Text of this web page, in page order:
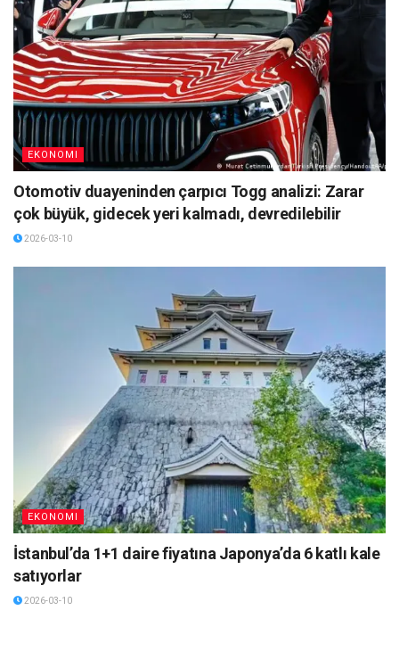
EKONOMI
Otomotiv duayeninden çarpıcı Togg analizi: Zarar
çok büyük, gidecek yeri kalmadı, devredilebilir
2026-03-10
EKONOMI
İstanbul’da 1+1 daire fiyatına Japonya’da 6 katlı kale
satıyorlar
2026-03-10